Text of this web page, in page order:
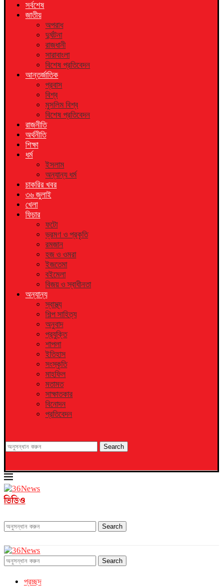
সর্বশেষ
জাতীয়
অপরাধ
দুর্ঘটনা
রাজধানী
সারাবাংলা
বিশেষ প্রতিবেদন
আন্তর্জাতিক
প্রবাস
বিশ্ব
মুসলিম বিশ্ব
বিশেষ প্রতিবেদন
রাজনীতি
অর্থনীতি
শিক্ষা
ধর্ম
ইসলাম
অন্যান্য ধর্ম
চাকরির খবর
৩৬ জুলাই
খেলা
ফিচার
ফটো
ভ্রমণ ও প্রকৃতি
রমজান
হজ ও ওমরা
ইজতেমা
বইমেলা
বিজয় ও স্বাধীনতা
অন্যান্য
স্বাস্থ্য
শিল্প সাহিত্য
অনুবাদ
প্রযুক্তি
শাপলা
ইতিহাস
সংস্কৃতি
মাহফিল
মতামত
সাক্ষাতকার
বিনোদন
প্রতিবেদন
Search
ভিডিও
Search
Search
প্রচ্ছদ